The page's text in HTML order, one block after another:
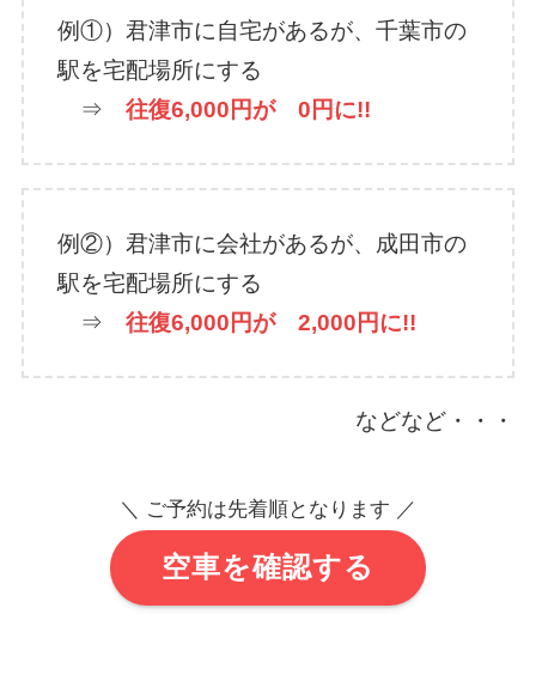
例①）君津市に自宅があるが、千葉市の
駅を宅配場所にする
⇒往復6,000円が 0円に!!
例②）君津市に会社があるが、成田市の
駅を宅配場所にする
⇒往復6,000円が 2,000円に!!
などなど・・・
＼ ご予約は先着順となります ／
空車を確認する